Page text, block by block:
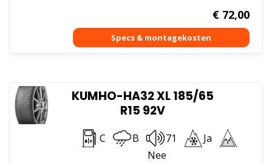
€72,00
KUMHO-HA32 XL 185/65
R15 92V
C B 71
Ja
Nee